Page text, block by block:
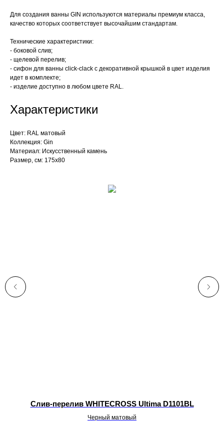
Для создания ванны GIN используются материалы премиум класса,
качество которых соответствует высочайшим стандартам.
Технические характеристики:
- боковой слив;
- щелевой перелив;
- cифон для ванны click-clack с декоративной крышкой в цвет изделия
идет в комплекте;
- изделие доступно в любом цвете RAL.
Характеристики
Цвет: RAL матовый
Коллекция: Gin
Материал: Искусственный камень
Размер, см: 175х80
Слив-перелив WHITECROSS Ultima D1101BL
Черный матовый